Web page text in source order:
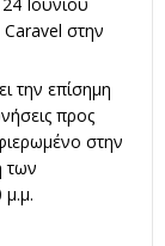
στην
την επίσημη
προς
στην
των
μ.μ.